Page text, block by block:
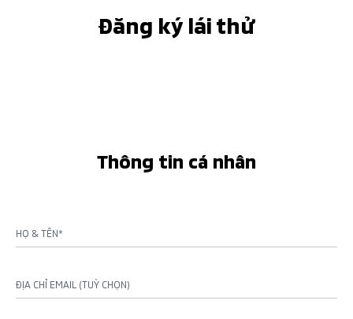
Đăng ký lái thử
Thông tin cá nhân
HỌ & TÊN*
ĐỊA CHỈ EMAIL (TUỲ CHỌN)